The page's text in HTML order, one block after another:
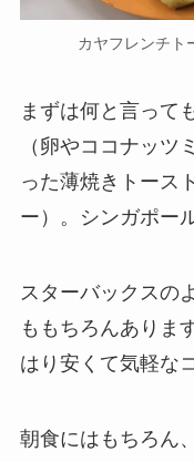
カヤフレンチト
まずは何と言って
（卵やココナッツ
った薄焼きトース
ー）。シンガポー
スターバックスの
ももちろんありま
はり安くて気軽な
朝食にはもちろん